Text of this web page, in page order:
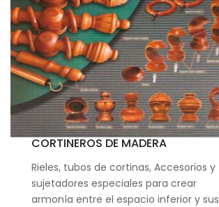
CORTINEROS DE MADERA
Rieles, tubos de cortinas, Accesorios y
sujetadores especiales para crear
armonía entre el espacio inferior y sus